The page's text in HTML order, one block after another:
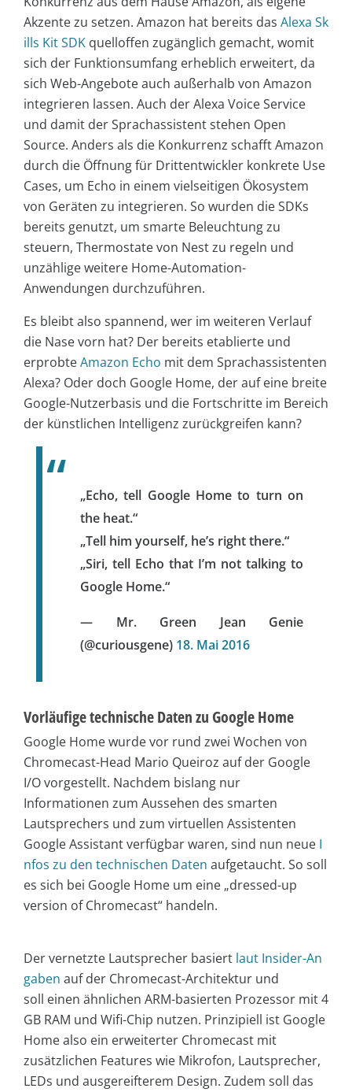
Akzente zu setzen. Amazon hat bereits das Alexa Sk
ills Kit SDK quelloffen zugänglich gemacht, womit
sich der Funktionsumfang erheblich erweitert, da
sich Web-Angebote auch außerhalb von Amazon
integrieren lassen. Auch der Alexa Voice Service
und damit der Sprachassistent stehen Open
Source. Anders als die Konkurrenz schafft Amazon
durch die Öffnung für Drittentwickler konkrete Use
Cases, um Echo in einem vielseitigen Ökosystem
von Geräten zu integrieren. So wurden die SDKs
bereits genutzt, um smarte Beleuchtung zu
steuern, Thermostate von Nest zu regeln und
unzählige weitere Home-Automation-
Anwendungen durchzuführen.
Es bleibt also spannend, wer im weiteren Verlauf
die Nase vorn hat? Der bereits etablierte und
erprobteAmazon Echo mit dem Sprachassistenten
Alexa? Oder doch Google Home, der auf eine breite
Google-Nutzerbasis und die Fortschritte im Bereich
der künstlichen Intelligenz zurückgreifen kann?
„Echo, tell Google Home to turn on
the heat.“
„Tell him yourself, he’s right there.“
„Siri, tell Echo that I’m not talking to
Google Home.“
— Mr. Green Jean Genie
(@curiousgene) 18. Mai 2016
Vorläufige technische Daten zu Google Home
Google Home wurde vor rund zwei Wochen von
Chromecast-Head Mario Queiroz auf der Google
I/O vorgestellt. Nachdem bislang nur
Informationen zum Aussehen des smarten
Lautsprechers und zum virtuellen Assistenten
Google Assistant verfügbar waren, sind nun neue I
nfos zu den technischen Daten aufgetaucht. So soll
es sich bei Google Home um eine „dressed-up
version of Chromecast“ handeln.
Der vernetzte Lautsprecher basiert laut Insider-An
gaben auf der Chromecast-Architektur und
soll einen ähnlichen ARM-basierten Prozessor mit 4
GB RAM und Wifi-Chip nutzen. Prinzipiell ist Google
Home also ein erweiterter Chromecast mit
zusätzlichen Features wie Mikrofon, Lautsprecher,
LEDs und ausgereifterem Design. Zudem soll das